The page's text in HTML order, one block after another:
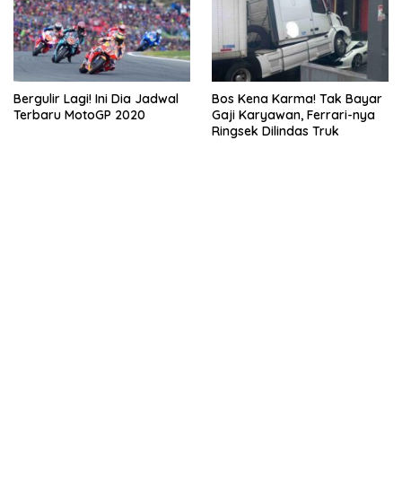
Bergulir Lagi! Ini Dia Jadwal
Terbaru MotoGP 2020
Bos Kena Karma! Tak Bayar
Gaji Karyawan, Ferrari-nya
Ringsek Dilindas Truk